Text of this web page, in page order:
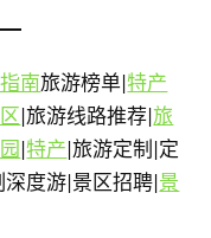
南旅游榜单|特产
|旅游线路推荐|旅
|特产|旅游定制|定
度游|景区招聘|景